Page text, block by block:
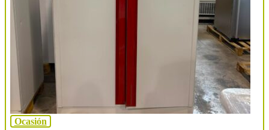
Ocasión